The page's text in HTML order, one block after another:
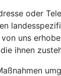
oder
uns
ihnen